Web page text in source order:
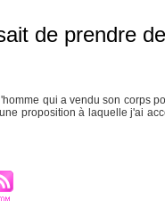
de prendre
qui a vendu son corps
proposition à laquelle j'ai